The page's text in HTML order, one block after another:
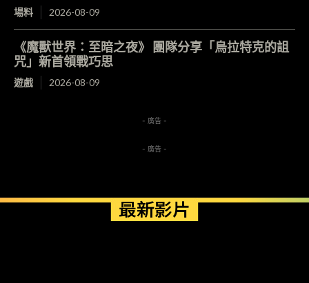
場料 2026-08-09
《魔獸世界：至暗之夜》 團隊分享「烏拉特克的詛
咒」新首領戰巧思
遊戲 2026-08-09
- 廣告 -
- 廣告 -
最新影片